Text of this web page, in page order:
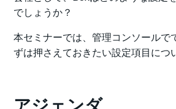
でしょうか？
本セミナーでは、管理コンソールで
ずは押さえておきたい設定項目につ